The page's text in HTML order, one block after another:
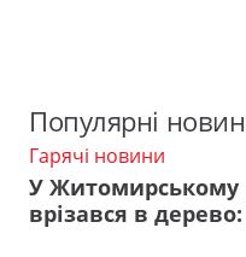
Популярні
Гарячі новини
У Житомирському
врізався в